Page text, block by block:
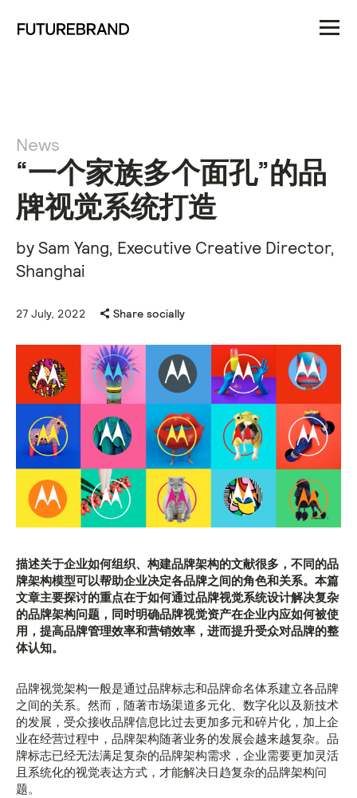
News
“一个家族多个面孔”的品
牌视觉系统打造
by Sam Yang, Executive Creative Director,
Shanghai
27 July, 2022 Share socially
描述关于企业如何组织、构建品牌架构的文献很多，不同的品
牌架构模型可以帮助企业决定各品牌之间的角色和关系。本篇
文章主要探讨的重点在于如何通过品牌视觉系统设计解决复杂
的品牌架构问题，同时明确品牌视觉资产在企业内应如何被使
用，提高品牌管理效率和营销效率，进而提升受众对品牌的整
体认知。
品牌视觉架构一般是通过品牌标志和品牌命名体系建立各品牌
之间的关系。然而，随著市场渠道多元化、数字化以及新技术
的发展，受众接收品牌信息比过去更加多元和碎片化，加上企
业在经营过程中，品牌架构随著业务的发展会越来越复杂。品
牌标志已经无法满足复杂的品牌架构需求，企业需要更加灵活
且系统化的视觉表达方式，才能解决日趋复杂的品牌架构问
题。